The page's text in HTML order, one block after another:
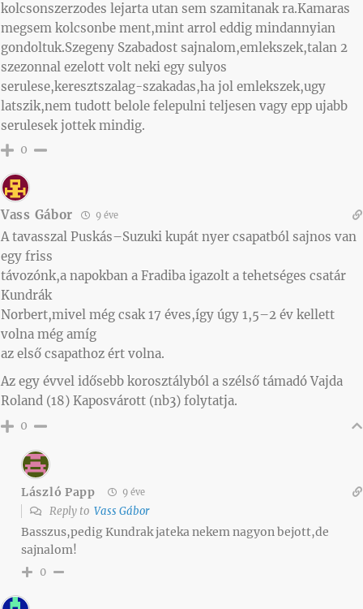
kolcsonszerzodes lejarta utan sem szamitanak ra.Kamaras
megsem kolcsonbe ment,mint arrol eddig mindannyian
gondoltuk.Szegeny Szabadost sajnalom,emlekszek,talan 2
szezonnal ezelott volt neki egy sulyos
serulese,keresztszalag-szakadas,ha jol emlekszek,ugy
latszik,nem tudott belole felepulni teljesen vagy epp ujabb
serulesek jottek mindig.
0
Vass Gábor 9 éve
A tavasszal Puskás–Suzuki kupát nyer csapatból sajnos van
egy friss
távozónk,a napokban a Fradiba igazolt a tehetséges csatár
Kundrák
Norbert,mivel még csak 17 éves,így úgy 1,5–2 év kellett
volna még amíg
az első csapathoz ért volna.
Az egy évvel idősebb korosztályból a szélső támadó Vajda
Roland (18) Kaposvárott (nb3) folytatja.
0
László Papp 9 éve
Reply to Vass Gábor
Basszus,pedig Kundrak jateka nekem nagyon bejott,de
sajnalom!
0